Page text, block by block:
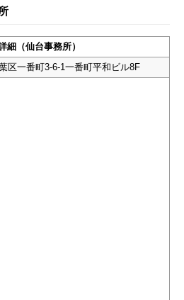
細（仙台事務所）
区一番町3-6-1一番町平和ビル8F